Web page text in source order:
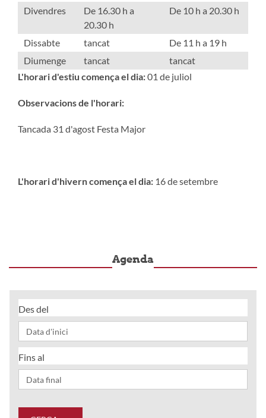
Divendres
De 16.30 h a
20.30 h
De 10 h a 20.30 h
Dissabte tancat
De 11 h a 19 h
Diumenge
tancat
tancat
L'horari d'estiu comença el dia:01 de juliol
Observacions de l'horari:
Tancada 31 d'agost Festa Major
L'horari d'hivern comença el dia: 16 de setembre
Agenda
Des del
Fins al